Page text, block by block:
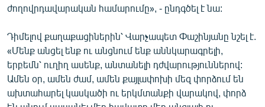
ժողովրդավարական համարումը», - ընդգծել է նա:
Դիմելով քաղաքացիներին՝ Վարչապետ Փաշինյանը նշել է.
«Մենք անցել ենք ու անցնում ենք աննկարագրելի,
երբեմն՝ ուղիղ ասենք, անտանելի դժվարություններով:
Ամեն օր, ամեն ժամ, ամեն քայլափոխի մեզ փորձում են
ախտահարել կասկածի ու երկմտանքի վարակով, փորձ